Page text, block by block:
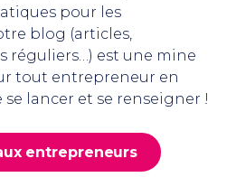
pour les
blog (articles,
réguliers…) est une mine
tout entrepreneur en
lancer et se renseigner !
entrepreneurs